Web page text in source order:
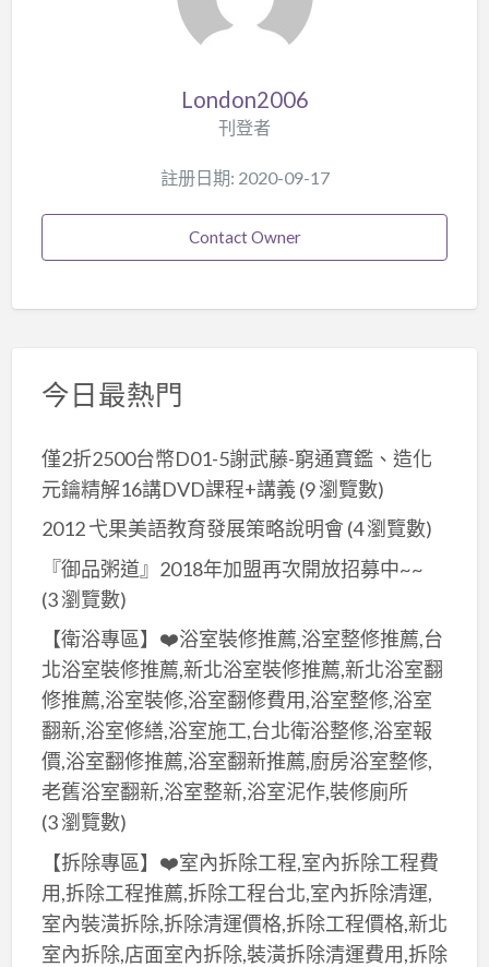
London2006
刊登者
註册日期: 2020-09-17
Contact Owner
今日最熱門
僅2折2500台幣D01-5謝武藤-窮通寶鑑、造化
元鑰精解16講DVD課程+講義 (9 瀏覽數)
2012 弋果美語教育發展策略說明會 (4 瀏覽數)
『御品粥道』2018年加盟再次開放招募中~~
(3 瀏覽數)
【衛浴專區】❤️浴室裝修推薦,浴室整修推薦,台
北浴室裝修推薦,新北浴室裝修推薦,新北浴室翻
修推薦,浴室裝修,浴室翻修費用,浴室整修,浴室
翻新,浴室修繕,浴室施工,台北衛浴整修,浴室報
價,浴室翻修推薦,浴室翻新推薦,廚房浴室整修,
老舊浴室翻新,浴室整新,浴室泥作,裝修廁所
(3 瀏覽數)
【拆除專區】❤️室內拆除工程,室內拆除工程費
用,拆除工程推薦,拆除工程台北,室內拆除清運,
室內裝潢拆除,拆除清運價格,拆除工程價格,新北
室內拆除,店面室內拆除,裝潢拆除清運費用,拆除